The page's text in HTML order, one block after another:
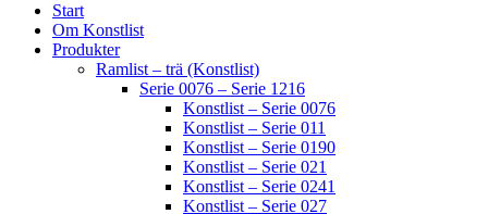
Start
Om Konstlist
Produkter
Ramlist – trä (Konstlist)
Serie 0076 – Serie 1216
Konstlist – Serie 0076
Konstlist – Serie 011
Konstlist – Serie 0190
Konstlist – Serie 021
Konstlist – Serie 0241
Konstlist – Serie 027